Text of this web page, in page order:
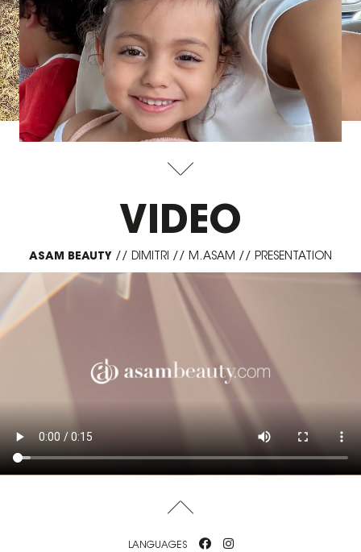
VIDEO
ASAM BEAUTY // DIMITRI // M. ASAM // PRESENTATION
LANGUAGES